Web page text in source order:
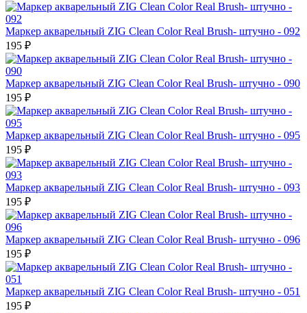
Маркер акварельный ZIG Clean Color Real Brush- штучно - 092
195 ₽
Маркер акварельный ZIG Clean Color Real Brush- штучно - 090
195 ₽
Маркер акварельный ZIG Clean Color Real Brush- штучно - 095
195 ₽
Маркер акварельный ZIG Clean Color Real Brush- штучно - 093
195 ₽
Маркер акварельный ZIG Clean Color Real Brush- штучно - 096
195 ₽
Маркер акварельный ZIG Clean Color Real Brush- штучно - 051
195 ₽